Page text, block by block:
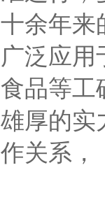
十余年来
广泛应
食品等工
雄厚的实
作关系，